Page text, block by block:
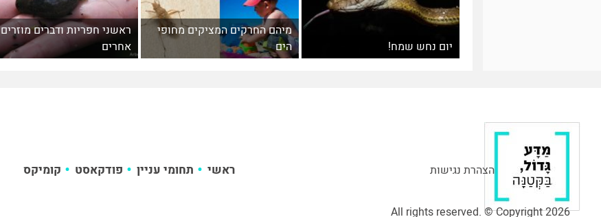
יום נחש שמח!
מיהם החרקים המציקים מחופי
הים
ראשני חפריות ודברים מוזרים
אחרים
הצהרת נגישות ראשי תחומי עניין פודקאסט קומיקס
All rights reserved. © Copyright 2026